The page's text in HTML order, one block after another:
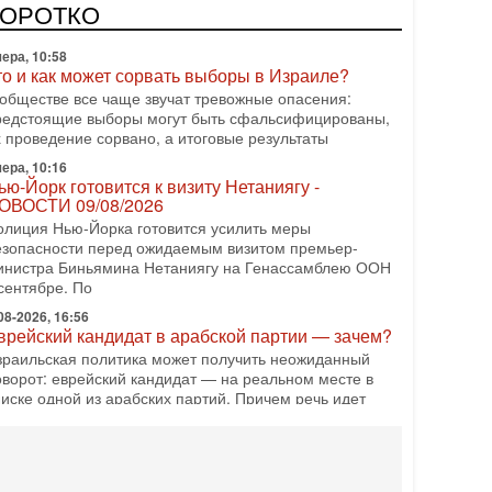
главред сайта и тг канала Ориентал Экспресс,
программу Александр Гур-Арье 📌Подписывайтесь
10:58
и как может сорвать выборы в Израиле?
все чаще звучат тревожные опасения:
выборы могут быть сфальсифицированы,
проведение сорвано, а итоговые результаты
10:16
Йорк готовится к визиту Нетаниягу -
09/08/2026
Нью-Йорка готовится усилить меры
перед ожидаемым визитом премьер-
Биньямина Нетаниягу на Генассамблею ООН
По
2026, 16:56
кандидат в арабской партии — зачем?
политика может получить неожиданный
еврейский кандидат — на реальном месте в
одной из арабских партий. Причем речь идет